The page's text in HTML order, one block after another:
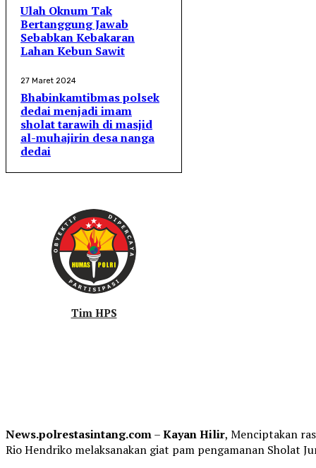
Ulah Oknum Tak
Bertanggung Jawab
Sebabkan Kebakaran
Lahan Kebun Sawit
27 Maret 2024
Bhabinkamtibmas polsek
dedai menjadi imam
sholat tarawih di masjid
al-muhajirin desa nanga
dedai
Tim HPS
News.polrestasintang.com–Kayan Hilir, Menciptakan
Rio Hendriko melaksanakan giat pam pengamanan Sholat